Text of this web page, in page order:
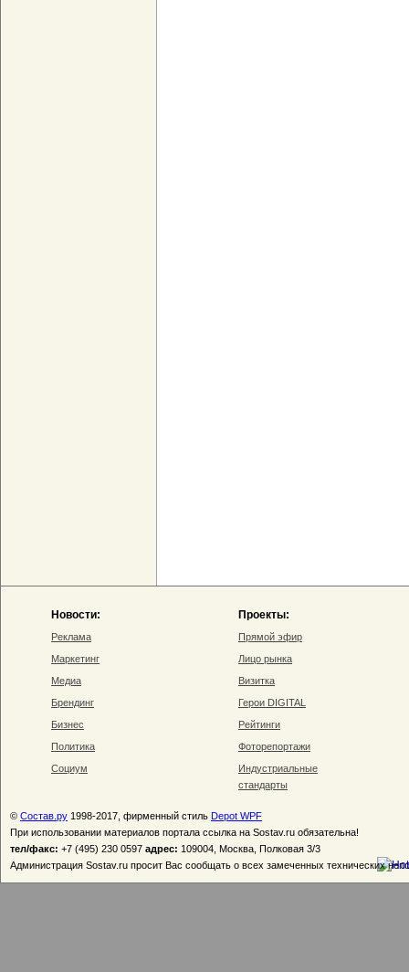
Новости:
Реклама
Маркетинг
Медиа
Брендинг
Бизнес
Политика
Социум
Проекты:
Прямой эфир
Лицо рынка
Визитка
Герои DIGITAL
Рейтинги
Фоторепортажи
Индустриальные
стандарты
© Состав.ру 1998-2017, фирменный стиль Depot WPF
При использовании материалов портала ссылка на Sostav.ru обязательна!
тел/факс: +7 (495) 230 0597 адрес: 109004, Москва, Полковая 3/3
Администрация Sostav.ru просит Вас сообщать о всех замеченных технических